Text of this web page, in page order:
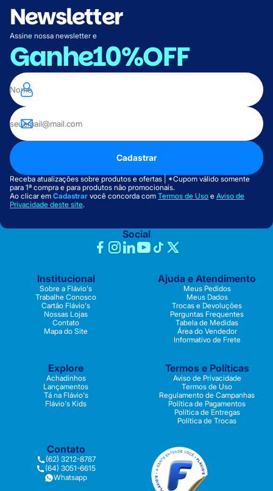
Newsletter
Assine nossa newsletter e
Ganhe10%OFF
Cadastrar
Receba atualizações sobre produtos e ofertas | *Cupom válido somente
para 1ª compra e para produtos não promocionais.
Ao clicar em Cadastrar você concorda com Termos de Uso e Aviso de
Privacidade deste site.
Social
Institucional
Sobre a Flávio's
Trabalhe Conosco
Cartão Flávio's
Nossas Lojas
Contato
Mapa do Site
Ajuda e Atendimento
Meus Pedidos
Meus Dados
Trocas e Devoluções
Perguntas Frequentes
Tabela de Medidas
Área do Vendedor
Informativo de Frete
Explore
Achadinhos
Lançamentos
Tá na Flávio's
Flávio's Kids
Termos e Políticas
Aviso de Privacidade
Termos de Uso
Regulamento de Campanhas
Política de Pagamentos
Política de Entregas
Política de Trocas
Contato
(62) 3212-8787
(64) 3051-6615
Whatsapp